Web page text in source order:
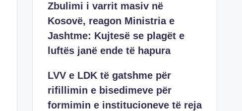
Zbulimi i varrit masiv në
Kosovë, reagon Ministria e
Jashtme: Kujtesë se plagët e
luftës janë ende të hapura
LVV e LDK të gatshme për
rifillimin e bisedimeve për
formimin e institucioneve të reja